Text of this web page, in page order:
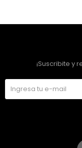
¡Suscribite y